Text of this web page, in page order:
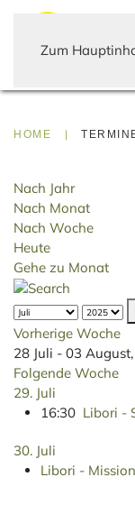
Zum
HOME
Nach Jahr
Nach Monat
Nach Woche
Heute
Gehe zu Monat
Vorherige Woche
28 Juli - 03
Folgende Woche
29. Juli
16:30 Libori -
30. Juli
Libori -